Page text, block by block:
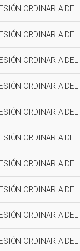
ORDINARIA
ORDINARIA
ORDINARIA
ORDINARIA
ORDINARIA
ORDINARIA
ORDINARIA
ORDINARIA
ORDINARIA
ORDINARIA